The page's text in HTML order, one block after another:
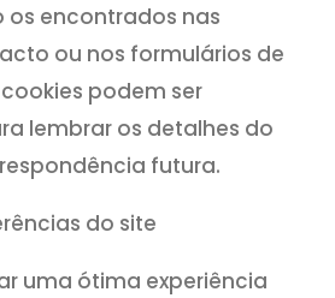
encontrados nas
ou nos formulários de
podem ser
lembrar os detalhes do
futura.
do site
uma ótima experiência